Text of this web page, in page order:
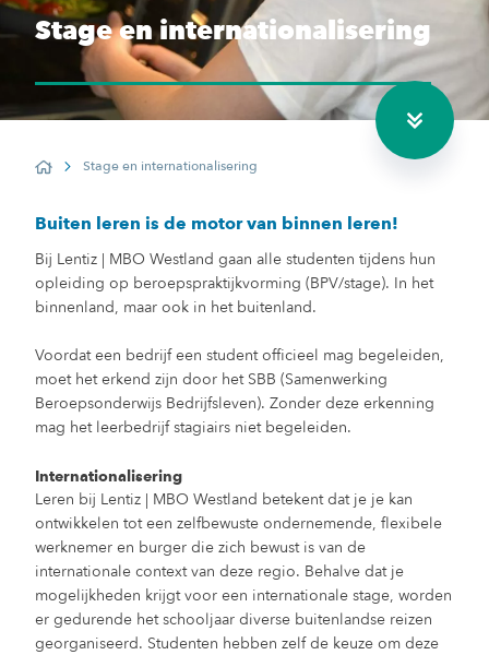
Stage en internationalisering
HomeStage en internationalisering
Buiten leren is de motor van binnen leren!
Bij Lentiz | MBO Westland gaan alle studenten tijdens hun
opleiding op beroepspraktijkvorming (BPV/stage). In het
binnenland, maar ook in het buitenland.
Voordat een bedrijf een student officieel mag begeleiden,
moet het erkend zijn door het SBB (Samenwerking
Beroepsonderwijs Bedrijfsleven). Zonder deze erkenning
mag het leerbedrijf stagiairs niet begeleiden.
Internationalisering
Leren bij Lentiz | MBO Westland betekent dat je je kan
ontwikkelen tot een zelfbewuste ondernemende, flexibele
werknemer en burger die zich bewust is van de
internationale context van deze regio. Behalve dat je
mogelijkheden krijgt voor een internationale stage, worden
er gedurende het schooljaar diverse buitenlandse reizen
georganiseerd. Studenten hebben zelf de keuze om deze